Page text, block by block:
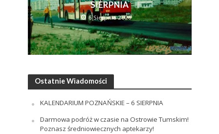
SIERPNIA
6 Sierpnia 2026
Ostatnie Wiadomości
KALENDARIUM POZNAŃSKIE – 6 SIERPNIA
Darmowa podróż w czasie na Ostrowie Tumskim!
Poznasz średniowiecznych aptekarzy!